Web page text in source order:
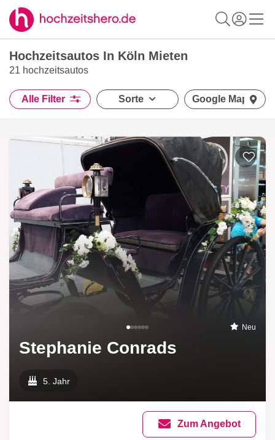
Hochzeitsautos In Köln Mieten
21 hochzeitsautos
Alle Filter Sorte Google Maps
Neu
Stephanie Conrads
5. Jahr
Zum Angebot